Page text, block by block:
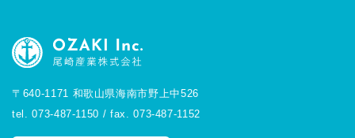
〒640-1171 和歌山県海南市野上中526
tel. 073-487-1150 / fax. 073-487-1152